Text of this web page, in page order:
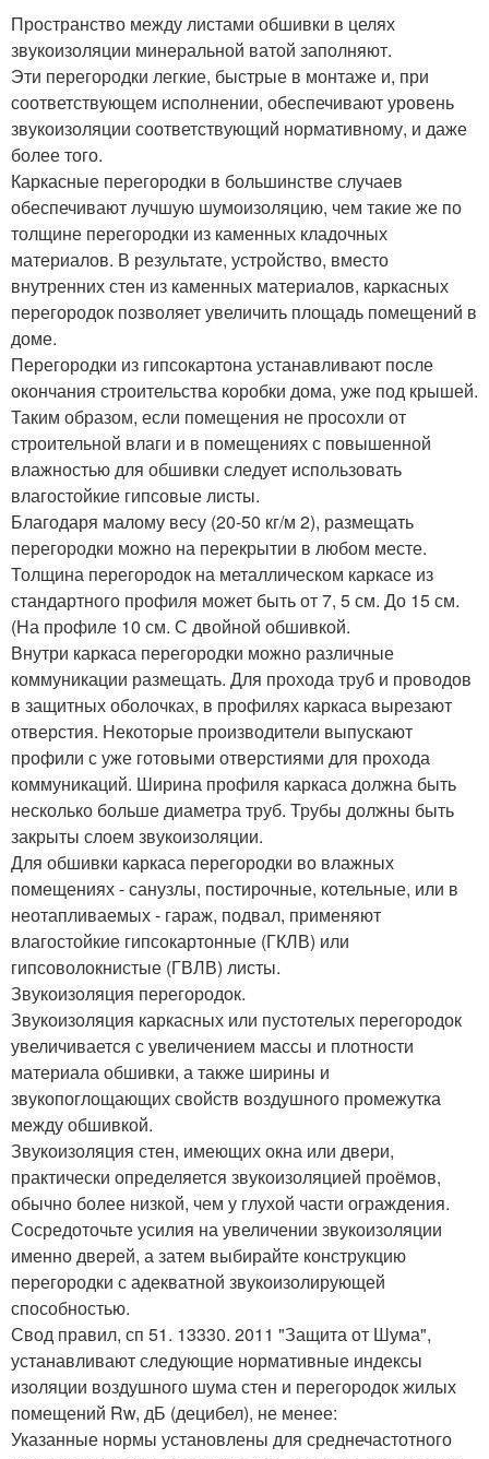
Пространство между листами обшивки в целях
звукоизоляции минеральной ватой заполняют.
Эти перегородки легкие, быстрые в монтаже и, при
соответствующем исполнении, обеспечивают уровень
звукоизоляции соответствующий нормативному, и даже
более того.
Каркасные перегородки в большинстве случаев
обеспечивают лучшую шумоизоляцию, чем такие же по
толщине перегородки из каменных кладочных
материалов. В результате, устройство, вместо
внутренних стен из каменных материалов, каркасных
перегородок позволяет увеличить площадь помещений в
доме.
Перегородки из гипсокартона устанавливают после
окончания строительства коробки дома, уже под крышей.
Таким образом, если помещения не просохли от
строительной влаги и в помещениях с повышенной
влажностью для обшивки следует использовать
влагостойкие гипсовые листы.
Благодаря малому весу (20-50 кг/м 2), размещать
перегородки можно на перекрытии в любом месте.
Толщина перегородок на металлическом каркасе из
стандартного профиля может быть от 7, 5 см. До 15 см.
(На профиле 10 см. С двойной обшивкой.
Внутри каркаса перегородки можно различные
коммуникации размещать. Для прохода труб и проводов
в защитных оболочках, в профилях каркаса вырезают
отверстия. Некоторые производители выпускают
профили с уже готовыми отверстиями для прохода
коммуникаций. Ширина профиля каркаса должна быть
несколько больше диаметра труб. Трубы должны быть
закрыты слоем звукоизоляции.
Для обшивки каркаса перегородки во влажных
помещениях - санузлы, постирочные, котельные, или в
неотапливаемых - гараж, подвал, применяют
влагостойкие гипсокартонные (ГКЛВ) или
гипсоволокнистые (ГВЛВ) листы.
Звукоизоляция перегородок.
Звукоизоляция каркасных или пустотелых перегородок
увеличивается с увеличением массы и плотности
материала обшивки, а также ширины и
звукопоглощающих свойств воздушного промежутка
между обшивкой.
Звукоизоляция стен, имеющих окна или двери,
практически определяется звукоизоляцией проёмов,
обычно более низкой, чем у глухой части ограждения.
Сосредоточьте усилия на увеличении звукоизоляции
именно дверей, а затем выбирайте конструкцию
перегородки с адекватной звукоизолирующей
способностью.
Свод правил, сп 51. 13330. 2011 "Защита от Шума",
устанавливают следующие нормативные индексы
изоляции воздушного шума стен и перегородок жилых
помещений Rw, дБ (децибел), не менее:
Указанные нормы установлены для среднечастотного